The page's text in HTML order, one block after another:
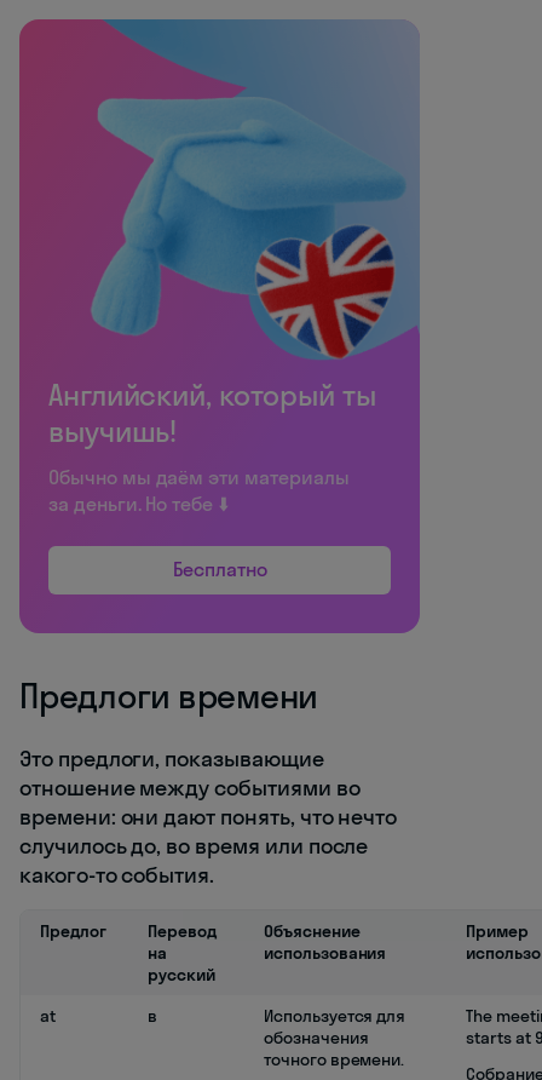
Английский, который ты
выучишь!
Обычно мы даём эти материалы
за деньги. Но тебе ⬇️
Бесплатно
Предлоги времени
Это предлоги, показывающие
отношение между событиями во
времени: они дают понять, что нечто
случилось до, во время или после
какого-то события.
Предлог
Перевод
на
русский
Объяснение
использования
Пример
at в
Используется для
обозначения
точного времени.
The
starts at